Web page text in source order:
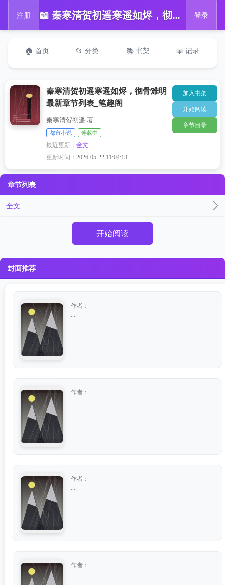
注册 📖 秦寒清贺初遥寒遥如烬，彻骨难明最新章节列表_笔趣阁 登录
🏠 首页 📂 分类 📚 书架 📖 记录
秦寒清贺初遥寒遥如烬，彻骨难明
最新章节列表_笔趣阁
秦寒清贺初遥 著
都市小说 连载中
最近更新：全文
更新时间：2026-05-22 11:04:13
加入书架
开始阅读
章节目录
章节列表
全文
开始阅读
封面推荐
作者：
作者：
作者：
作者：